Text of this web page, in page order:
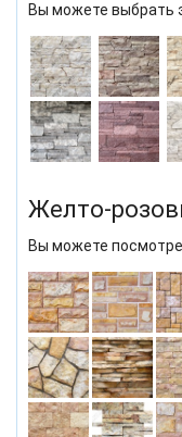
Вы можете выбрать
Желто-
Вы можете